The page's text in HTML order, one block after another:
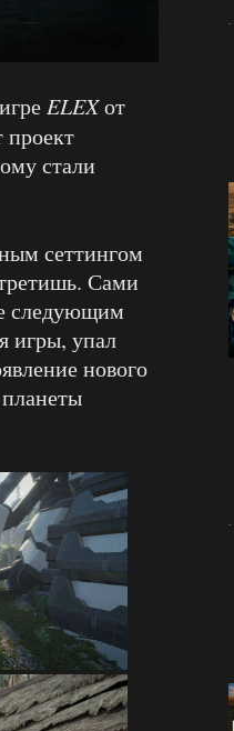
ELEXот
проект
стали
сеттингом
Сами
следующим
игры, упал
нового